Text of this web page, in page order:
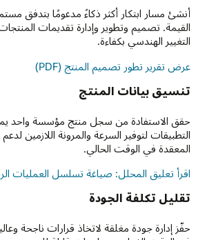
أنشئ مسار ابتكار أكثر ذكاءً مدعومًا بتدفق
القيمة. تصميم وتطوير وإدارة تقديمات
التغيير الهندسي بكفاءة.
عرض تقرير تطور تصميم المنتج (PDF)
تنسيق بيانات المنتج
حقق الاستفادة من سجل منتج مؤسسة واحد
التطبيقات لتوفير السرعة والمرونة اللازمين لدعم
المعقدة في الوقت الحالي.
اقرأ تعليق المحلل: صياغة تسلسل العمليات
تقليل تكلفة الجودة
حفّز إدارة جودة مغلقة لاتخاذ قرارات ناجحة